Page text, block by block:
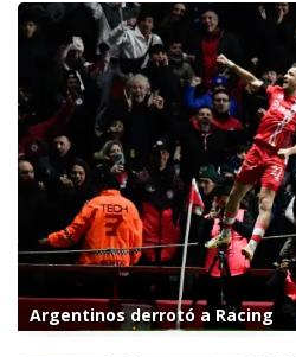
Argentinos derrotó a Racing